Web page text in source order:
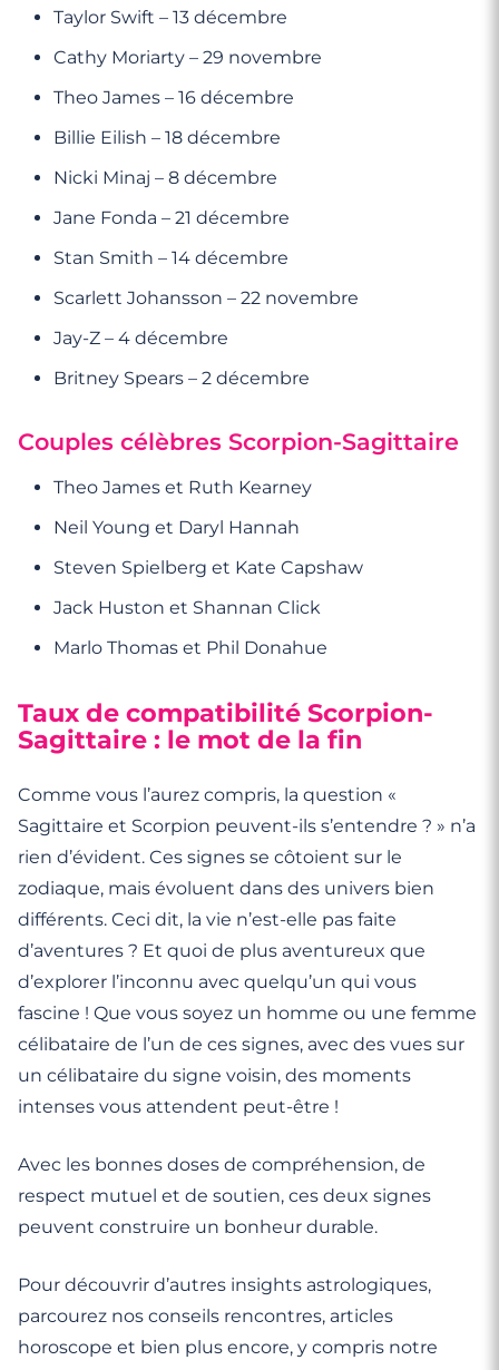
Taylor Swift – 13 décembre
Cathy Moriarty – 29 novembre
Theo James – 16 décembre
Billie Eilish – 18 décembre
Nicki Minaj – 8 décembre
Jane Fonda – 21 décembre
Stan Smith – 14 décembre
Scarlett Johansson – 22 novembre
Jay-Z – 4 décembre
Britney Spears – 2 décembre
Couples célèbres Scorpion-Sagittaire
Theo James et Ruth Kearney
Neil Young et Daryl Hannah
Steven Spielberg et Kate Capshaw
Jack Huston et Shannan Click
Marlo Thomas et Phil Donahue
Taux de compatibilité Scorpion-
Sagittaire : le mot de la fin
Comme vous l’aurez compris, la question «
Sagittaire et Scorpion peuvent-ils s’entendre ? » n’a
rien d’évident. Ces signes se côtoient sur le
zodiaque, mais évoluent dans des univers bien
différents. Ceci dit, la vie n’est-elle pas faite
d’aventures ? Et quoi de plus aventureux que
d’explorer l’inconnu avec quelqu’un qui vous
fascine ! Que vous soyez un homme ou une femme
célibataire de l’un de ces signes, avec des vues sur
un célibataire du signe voisin, des moments
intenses vous attendent peut-être !
Avec les bonnes doses de compréhension, de
respect mutuel et de soutien, ces deux signes
peuvent construire un bonheur durable.
Pour découvrir d’autres insights astrologiques,
parcourez nos conseils rencontres, articles
horoscope et bien plus encore, y compris notre